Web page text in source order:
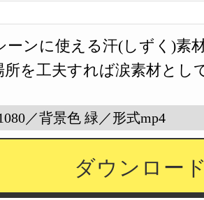
ダウンロー
ーンに使える汗(しずく)素
所を工夫すれば涙素材とし
／背景色 緑／形式mp4